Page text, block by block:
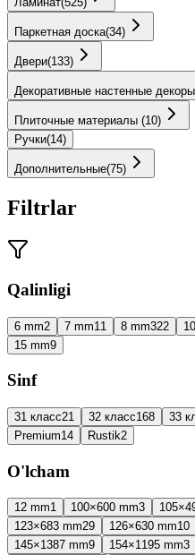
Паркетная доска(34)
Двери(133)
Декоративные настенные декоры
Плиточные материалы (10)
Ручки(14)
Дополнительные(75)
Filtrlar
Qalinligi
6 mm2 7 mm11 8 mm322
15 mm9
Sinf
31 класс21 32 класс168 33
Premium14 Rustik2
O'lcham
12 mm1 100×600 mm3
123×683 mm29 126×630 mm10
145×1387 mm9 154×1195 mm3